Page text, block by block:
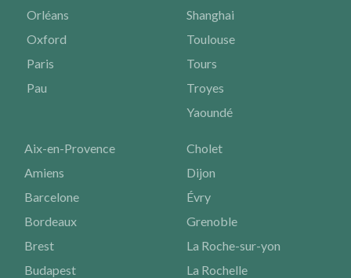
Orléans
Oxford
Paris
Pau
Shanghai
Toulouse
Tours
Troyes
Yaoundé
Aix-en-Provence
Amiens
Barcelone
Bordeaux
Brest
Budapest
Cholet
Dijon
Évry
Grenoble
La Roche-sur-yon
La Rochelle